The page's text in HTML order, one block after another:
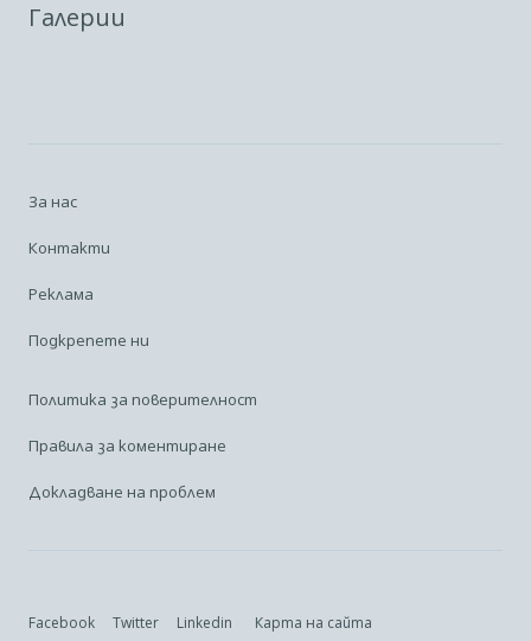
Галерии
За нас
Контакти
Реклама
Подкрепете ни
Политика за поверителност
Правила за коментиране
Докладване на проблем
Facebook Twitter Linkedin Карта на сайта